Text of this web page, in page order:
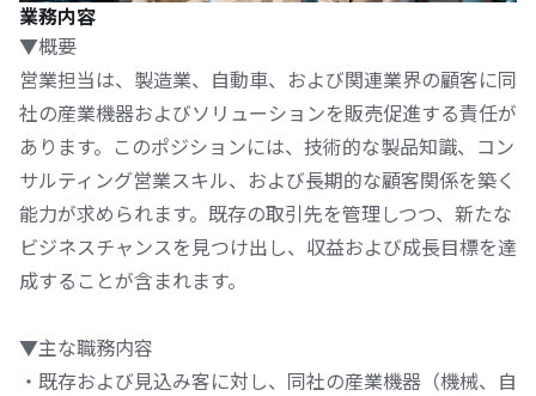
業務内容
▼概要
営業担当は、製造業、自動車、および関連業界の顧客に同
社の産業機器およびソリューションを販売促進する責任が
あります。このポジションには、技術的な製品知識、コン
サルティング営業スキル、および長期的な顧客関係を築く
能力が求められます。既存の取引先を管理しつつ、新たな
ビジネスチャンスを見つけ出し、収益および成長目標を達
成することが含まれます。
▼主な職務内容
・既存および見込み客に対し、同社の産業機器（機械、自